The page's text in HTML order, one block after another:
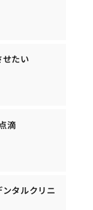
たい
滴
タルクリニ